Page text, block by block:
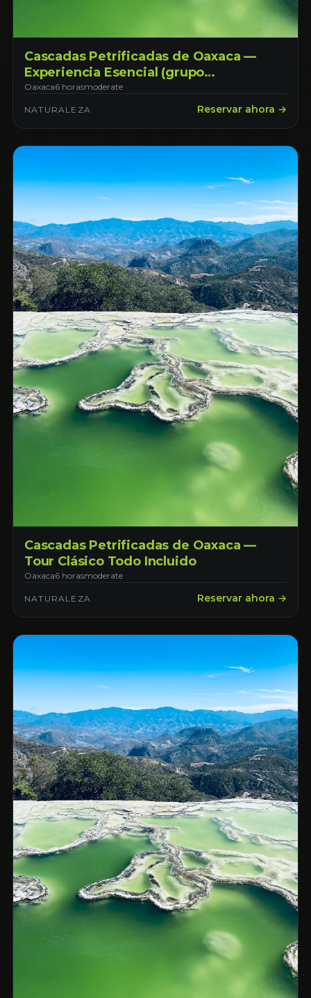
Cascadas Petrificadas de Oaxaca —
Experiencia Esencial (grupo
compartido)
Oaxaca6 horasmoderate
NATURALEZA Reservar ahora →
Cascadas Petrificadas de Oaxaca —
Tour Clásico Todo Incluido
Oaxaca6 horasmoderate
NATURALEZA Reservar ahora →